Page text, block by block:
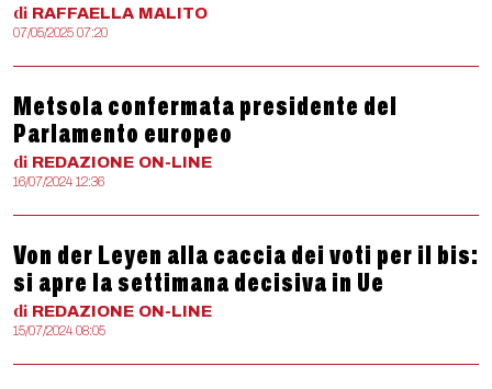
di RAFFAELLA MALITO
07/05/2025 07:20
Metsola confermata presidente del
Parlamento europeo
di REDAZIONE ON-LINE
16/07/2024 12:36
Von der Leyen alla caccia dei voti per il bis:
si apre la settimana decisiva in Ue
di REDAZIONE ON-LINE
15/07/2024 08:05